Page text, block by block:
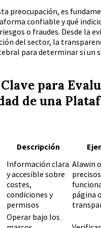
preocupación, es
confiable y qué
o fraudes. Desde la
del sector, la
para determinar si un
para
de una
Descripción
Información clara
y accesible sobre
costes,
condiciones y
permisos
Alawin
página
Operar bajo los